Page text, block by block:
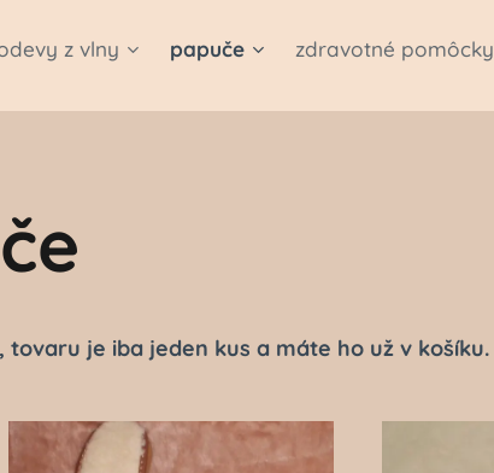
z vlny papuče zdravotné pomôcky
tovaru je iba jeden kus a máte ho už v košíku.